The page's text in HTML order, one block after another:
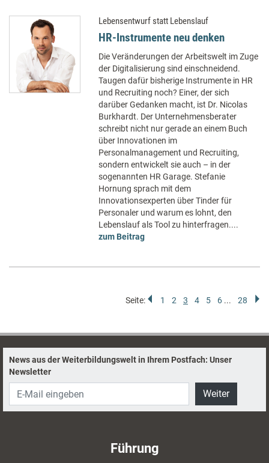
Lebensentwurf statt Lebenslauf
HR-Instrumente neu denken
Die Veränderungen der Arbeitswelt im Zuge
der Digitalisierung sind einschneidend.
Taugen dafür bisherige Instrumente in HR
und Recruiting noch? Einer, der sich
darüber Gedanken macht, ist Dr. Nicolas
Burkhardt. Der Unternehmensberater
schreibt nicht nur gerade an einem Buch
über Innovationen im
Personalmanagement und Recruiting,
sondern entwickelt sie auch – in der
sogenannten HR Garage. Stefanie
Hornung sprach mit dem
Innovationsexperten über Tinder für
Personaler und warum es lohnt, den
Lebenslauf als Tool zu hinterfragen....
zum Beitrag
Seite: 1 2 3 4 5 6 ... 28
News aus der Weiterbildungswelt in Ihrem Postfach: Unser
Newsletter
Weiter
Führung